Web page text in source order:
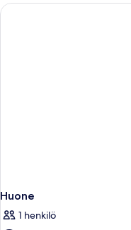
Huone
1 henkilö